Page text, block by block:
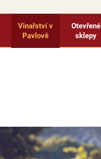
Vinařství v
Pavlově
Otevřené
sklepy